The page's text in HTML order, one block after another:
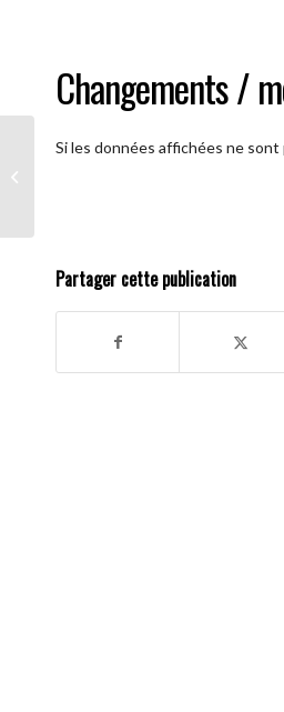
Changements /
Si les données affichées ne
Partager cette publication